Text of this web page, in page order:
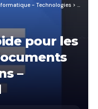
- Technologies > Blog
pour les
–